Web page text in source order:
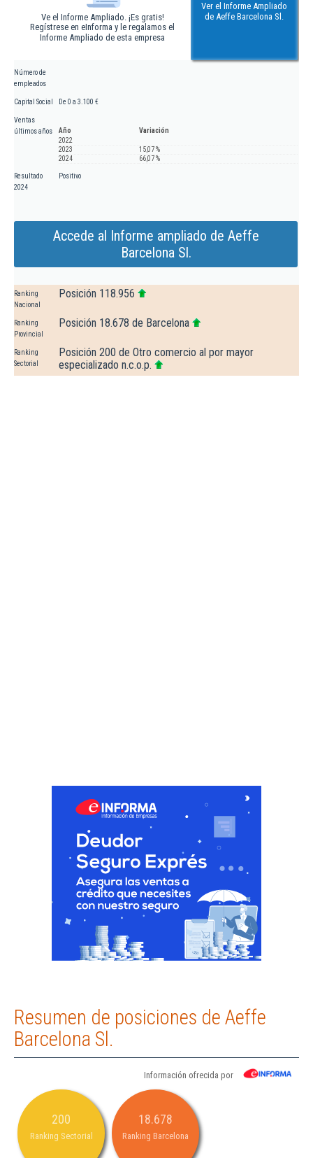
Ve el Informe Ampliado. ¡Es gratis!
Regístrese en eInforma y le regalamos el
Informe Ampliado de esta empresa
Ver el Informe Ampliado
de Aeffe Barcelona Sl.
Número de
empleados
Capital Social De 0 a 3.100 €
Ventas
últimos años
Año
Variación
2022
2023
15,07 %
2024
66,07 %
Resultado
2024
Positivo
Accede al Informe ampliado de Aeffe
Barcelona Sl.
Ranking
Nacional
Posición 118.956
Ranking
Provincial
Posición 18.678 de Barcelona
Ranking
Sectorial
Posición 200 de Otro comercio al por mayor
especializado n.c.o.p.
Resumen de posiciones de Aeffe
Barcelona Sl.
Información ofrecida por
200
Ranking Sectorial
18.678
Ranking Barcelona